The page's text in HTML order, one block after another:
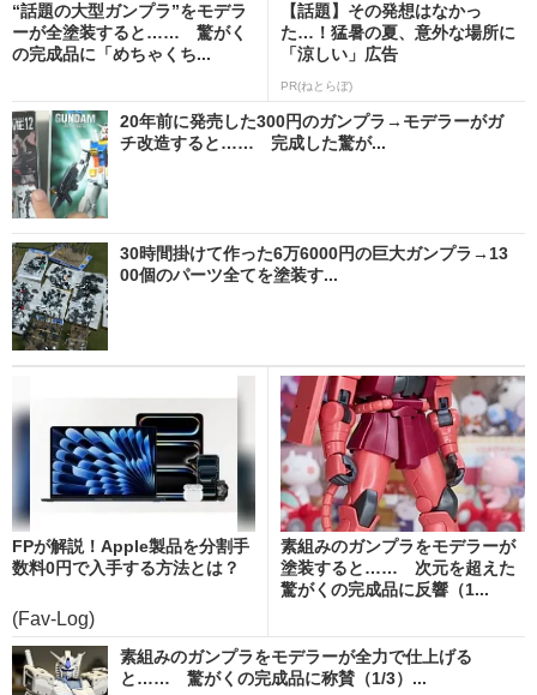
“話題の大型ガンプラ”をモデラ
ーが全塗装すると…… 驚がく
の完成品に「めちゃくち...
【話題】その発想はなかっ
た…！猛暑の夏、意外な場所に
「涼しい」広告
PR(ねとらぼ)
20年前に発売した300円のガンプラ→モデラーがガ
チ改造すると…… 完成した驚が...
30時間掛けて作った6万6000円の巨大ガンプラ→13
00個のパーツ全てを塗装す...
FPが解説！Apple製品を分割手
数料0円で入手する方法とは？
(Fav-Log)
素組みのガンプラをモデラーが
塗装すると…… 次元を超えた
驚がくの完成品に反響（1...
素組みのガンプラをモデラーが全力で仕上げる
と…… 驚がくの完成品に称賛（1/3）...